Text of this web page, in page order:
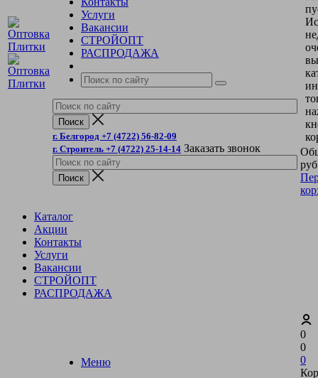
Услуги
Вакансии
СТРОЙОПТ
РАСПРОДАЖА
г. Белгород +7 (4722) 56-82-09
г. Строитель +7 (4722) 25-14-14 Заказать звонок
Каталог
Акции
Контакты
Услуги
Вакансии
СТРОЙОПТ
РАСПРОДАЖА
Меню
0
0
0